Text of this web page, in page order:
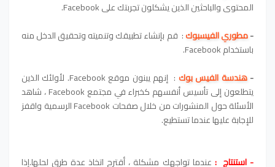
المحتوى والباحثين الذين يشكلون تجربتك على Facebook.
-مطوري الفيسبوك: قم بإنشاء تطبيقك وتنميته وتحقيق الدخل منه
باستخدام Facebook.
-هندسة الفيس بوك
: إنهم يبنون موقع Facebook. لأولئك الذين
يتطلعون إلى تأسيس أنفسهم كخبراء في مجتمع Facebook ، شاهد
الأسئلة حول المنشورات من خلال صفحات Facebook الرسمية واقفز
للإجابة عليها عندما تستطيع.
- استنتاج : عندما تواجهك مشكلة ، أقترح اتخاذ عدة طرق لحلها.إذا